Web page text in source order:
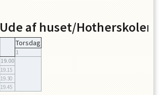
Ude af huset/Hotherskolen
Torsdag
1
19.00
19.15
19.30
19.45